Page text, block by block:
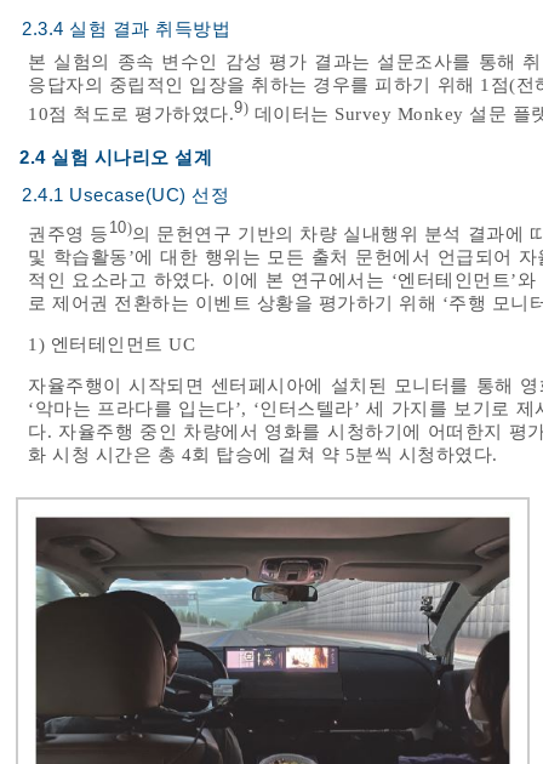
2.3.4 실험 결과 취득방법
본 실험의 종속 변수인 감성 평가 결과는 설문조사를 통해
응답자의 중립적인 입장을 취하는 경우를 피하기 위해 1점(
10점 척도로 평가하였다.9) 데이터는 Survey Monkey 설문 플
2.4 실험 시나리오 설계
2.4.1 Usecase(UC) 선정
권주영 등 10)의 문헌연구 기반의 차량 실내행위 분석 결과에
및 학습활동’에 대한 행위는 모든 출처 문헌에서 언급되어
적인 요소라고 하였다. 이에 본 연구에서는 ‘엔터테인먼트’
로 제어권 전환하는 이벤트 상황을 평가하기 위해 ‘주행 모니
1) 엔터테인먼트 UC
자율주행이 시작되면 센터페시아에 설치된 모니터를 통해
‘악마는 프라다를 입는다’, ‘인터스텔라’ 세 가지를 보기로
다. 자율주행 중인 차량에서 영화를 시청하기에 어떠한지 평
화 시청 시간은 총 4회 탑승에 걸쳐 약 5분씩 시청하였다.